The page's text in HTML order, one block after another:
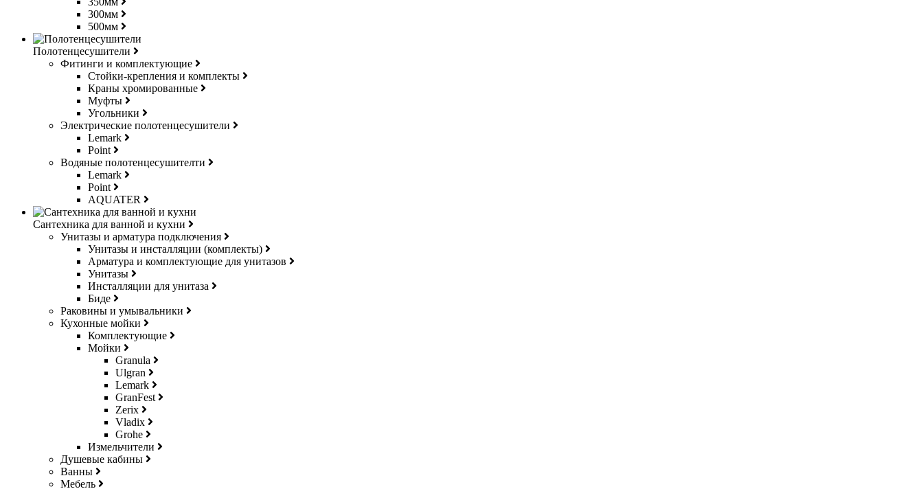
300мм
500мм
Полотенцесушители
Фитинги и комплектующие
Стойки-крепления и комплекты
Краны хромированные
Муфты
Угольники
Электрические полотенцесушители
Lemark
Point
Водяные полотенцесушителти
Lemark
Point
AQUATER
Сантехника для ванной и кухни
Унитазы и арматура подключения
Унитазы и инсталляции (комплекты)
Арматура и комплектующие для унитазов
Унитазы
Инсталляции для унитаза
Биде
Раковины и умывальники
Кухонные мойки
Комплектующие
Мойки
Granula
Ulgran
Lemark
GranFest
Zerix
Vladix
Grohe
Измельчители
Душевые кабины
Ванны
Мебель